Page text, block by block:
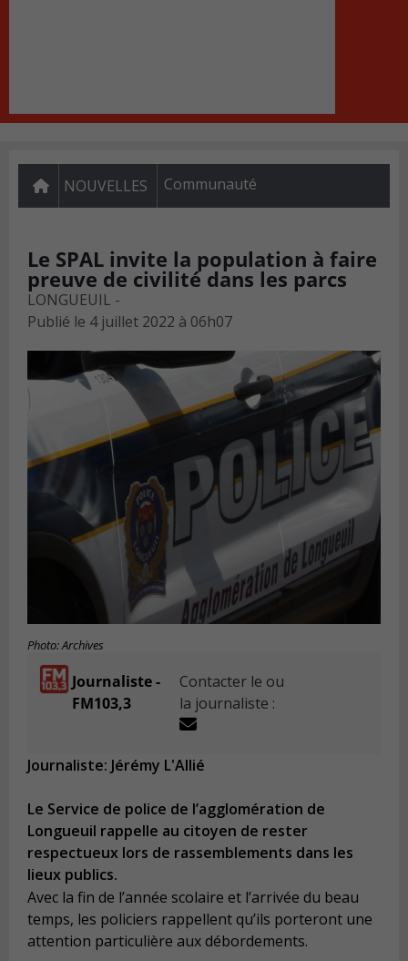
NOUVELLES Communauté
Le SPAL invite la population à faire
preuve de civilité dans les parcs
LONGUEUIL -
Publié le 4 juillet 2022 à 06h07
Photo: Archives
Journaliste -
FM103,3
Contacter le ou
la journaliste :
Journaliste: Jérémy L'Allié
Le Service de police de l’agglomération de
Longueuil rappelle au citoyen de rester
respectueux lors de rassemblements dans les
lieux publics.
Avec la fin de l’année scolaire et l’arrivée du beau
temps, les policiers rappellent qu’ils porteront une
attention particulière aux débordements.